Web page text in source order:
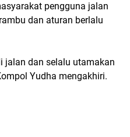
pengguna jalan
dan aturan berlalu
jalan dan selalu utamakan
Yudha mengakhiri.